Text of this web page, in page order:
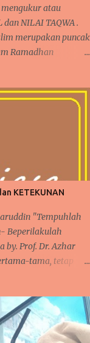
mengukur atau
dan NILAI TAQWA .
merupakan puncak
Ramadhan
peringkat tertinggi
HARI Apakah
peringkat TAQWA
saja mengklaim
semudah itu di
hari, ada banyak
Baik dalam
seperti urusa...
KETEKUNAN
"Tempuhlah
Beperilakulah
by. Prof. Dr. Azhar
tama, tetap
sebelumnya
bahwa sangat
inilah yang kita